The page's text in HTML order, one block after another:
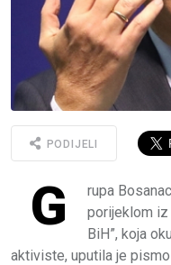
PODIJELI
G
rupa
porijeklom iz
BiH”, koja
aktiviste, uputila je